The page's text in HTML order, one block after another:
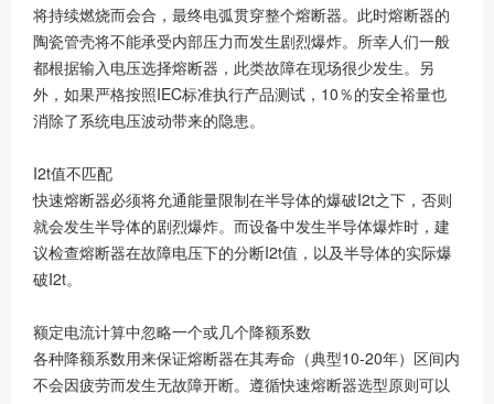
将持续燃烧而会合，最终电弧贯穿整个熔断器。此时熔断器的
陶瓷管壳将不能承受内部压力而发生剧烈爆炸。所幸人们一般
都根据输入电压选择熔断器，此类故障在现场很少发生。另
外，如果严格按照IEC标准执行产品测试，10％的安全裕量也
消除了系统电压波动带来的隐患。
I2t值不匹配
快速熔断器必须将允通能量限制在半导体的爆破I2t之下，否则
就会发生半导体的剧烈爆炸。而设备中发生半导体爆炸时，建
议检查熔断器在故障电压下的分断I2t值，以及半导体的实际爆
破I2t。
额定电流计算中忽略一个或几个降额系数
各种降额系数用来保证熔断器在其寿命（典型10-20年）区间内
不会因疲劳而发生无故障开断。遵循快速熔断器选型原则可以